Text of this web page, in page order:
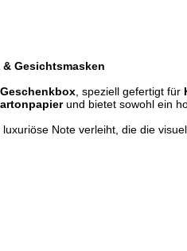
Gesichtsmasken
, speziell gefertigt für
und bietet sowohl ein
luxuriöse Note verleiht, die die